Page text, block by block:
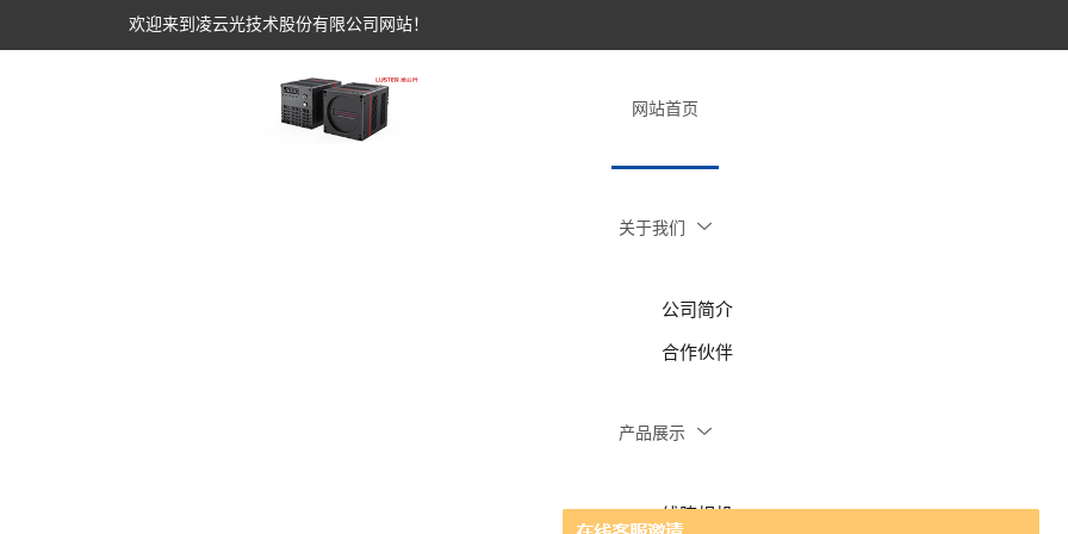
欢迎来到凌云光技术股份有限公司网站！
网站首页
关于我们
公司简介
合作伙伴
产品展示
线阵相机